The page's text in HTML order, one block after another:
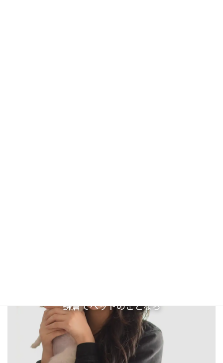
鎌倉でペットのことなら